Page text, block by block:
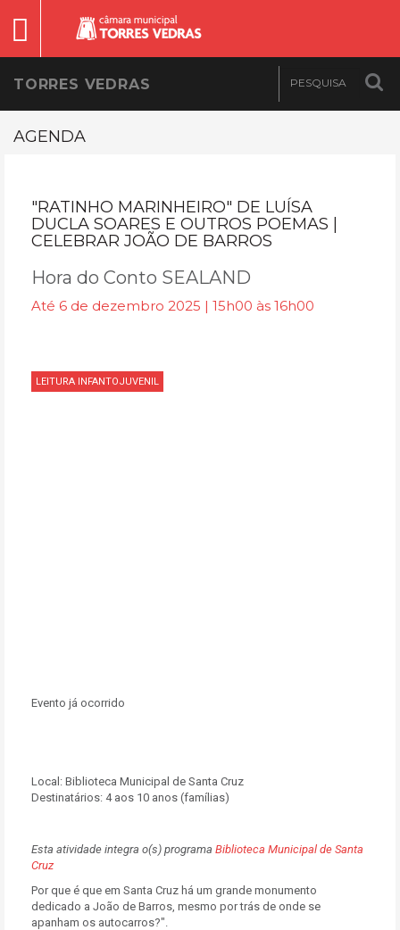
TORRES VEDRAS
AGENDA
"RATINHO MARINHEIRO" DE LUÍSA
DUCLA SOARES E OUTROS POEMAS |
CELEBRAR JOÃO DE BARROS
Hora do Conto SEALAND
Até 6 de dezembro 2025 | 15h00 às 16h00
LEITURA INFANTOJUVENIL
Evento já ocorrido
Local: Biblioteca Municipal de Santa Cruz
Destinatários: 4 aos 10 anos (famílias)
Esta atividade integra o(s) programa Biblioteca Municipal de Santa
Cruz
Por que é que em Santa Cruz há um grande monumento
dedicado a João de Barros, mesmo por trás de onde se
apanham os autocarros?".